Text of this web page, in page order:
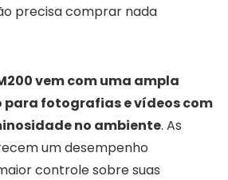
precisa comprar nada
vem com uma ampla
para fotografias e vídeos com
no ambiente. As
um desempenho
controle sobre suas